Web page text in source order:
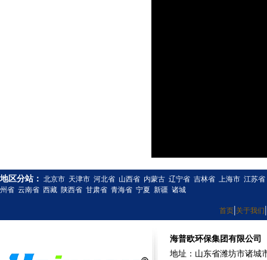
地区分站： 北京市 天津市 河北省 山西省 内蒙古 辽宁省 吉林省 上海市 江苏省
州省 云南省 西藏 陕西省 甘肃省 青海省 宁夏 新疆 诸城
首页|关于我们|
海普欧环保集团有限公司
地址：山东省潍坊市诸城